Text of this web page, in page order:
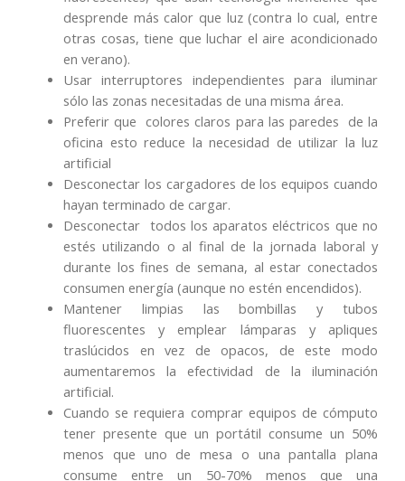
desprende más calor que luz (contra lo cual, entre
otras cosas, tiene que luchar el aire acondicionado
en verano).
Usar interruptores independientes para iluminar
sólo las zonas necesitadas de una misma área.
Preferir que colores claros para las paredes de la
oficina esto reduce la necesidad de utilizar la luz
artificial
Desconectar los cargadores de los equipos cuando
hayan terminado de cargar.
Desconectar todos los aparatos eléctricos que no
estés utilizando o al final de la jornada laboral y
durante los fines de semana, al estar conectados
consumen energía (aunque no estén encendidos).
Mantener limpias las bombillas y tubos
fluorescentes y emplear lámparas y apliques
traslúcidos en vez de opacos, de este modo
aumentaremos la efectividad de la iluminación
artificial.
Cuando se requiera comprar equipos de cómputo
tener presente que un portátil consume un 50%
menos que uno de mesa o una pantalla plana
consume entre un 50-70% menos que una